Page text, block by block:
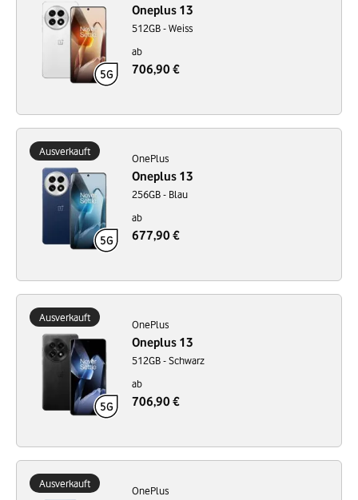
Oneplus 13
512GB - Weiss
ab
706,90 €
Ausverkauft
OnePlus
Oneplus 13
256GB - Blau
ab
677,90 €
Ausverkauft
OnePlus
Oneplus 13
512GB - Schwarz
ab
706,90 €
Ausverkauft
OnePlus